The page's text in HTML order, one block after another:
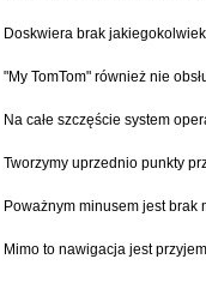
Doskwiera brak
"My TomTom" również nie
Na całe szczęście system
Tworzymy uprzednio punkty
Poważnym minusem jest brak
Mimo to nawigacja jest